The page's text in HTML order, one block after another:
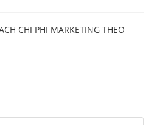
CHI PHI MARKETING THEO